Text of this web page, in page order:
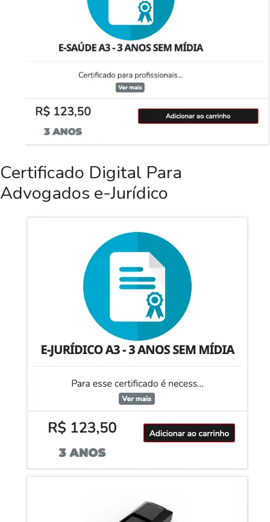
Certificado Digital Para
Advogados e-Jurídico